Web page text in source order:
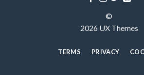
©
2026 UX Themes
TERMS PRIVACY